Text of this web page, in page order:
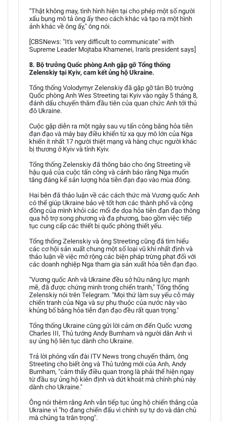
"Thật không may, tình hình hiện tại cho phép một số người
xấu bụng mô tả ông ấy theo cách khác và tạo ra một hình
ảnh khác về ông ấy," ông nói.
[CBSNews: "It's very difficult to communicate" with
Supreme Leader Mojtaba Khamenei, Iran's president says]
8. Bộ trưởng Quốc phòng Anh gặp gỡ Tổng thống
Zelenskiy tại Kyiv, cam kết ủng hộ Ukraine.
Tổng thống Volodymyr Zelenskiy đã gặp gỡ tân Bộ trưởng
Quốc phòng Anh Wes Streeting tại Kyiv vào ngày 5 tháng 8,
đánh dấu chuyến thăm đầu tiên của quan chức Anh tới thủ
đô Ukraine.
Cuộc gặp diễn ra một ngày sau vụ tấn công bằng hỏa tiễn
đạn đạo và máy bay điều khiển từ xa quy mô lớn của Nga
khiến ít nhất 17 người thiệt mạng và hàng chục người khác
bị thương ở Kyiv và tỉnh Kyiv.
Tổng thống Zelenskiy đã thông báo cho ông Streeting về
hậu quả của cuộc tấn công và cảnh báo rằng Nga muốn
tăng đáng kể sản lượng hỏa tiễn đạn đạo vào mùa đông.
Hai bên đã thảo luận về các cách thức mà Vương quốc Anh
có thể giúp Ukraine bảo vệ tốt hơn các thành phố và cộng
đồng của mình khỏi các mối đe dọa hỏa tiễn đạn đạo thông
qua hỗ trợ song phương và đa phương, bao gồm việc tiếp
tục cung cấp các thiết bị quốc phòng thiết yếu.
Tổng thống Zelenskiy và ông Streeting cũng đã tìm hiểu
các cơ hội sản xuất chung một số loại vũ khí nhất định và
thảo luận về việc mở rộng các biện pháp trừng phạt đối với
các doanh nghiệp Nga tham gia sản xuất hỏa tiễn đạn đạo.
"Vương quốc Anh và Ukraine đều sở hữu năng lực mạnh
mẽ, đã được chứng minh trong chiến tranh," Tổng thống
Zelenskiy nói trên Telegram. "Mọi thứ làm suy yếu cỗ máy
chiến tranh của Nga và sự phụ thuộc của nước này vào
khủng bố bằng hỏa tiễn đạn đạo đều rất quan trọng."
Tổng thống Ukraine cũng gửi lời cảm ơn đến Quốc vương
Charles III, Thủ tướng Andy Burnham và người dân Anh vì
sự ủng hộ liên tục dành cho Ukraine.
Trả lời phỏng vấn đài ITV News trong chuyến thăm, ông
Streeting cho biết ông và Thủ tướng mới của Anh, Andy
Burnham, "cảm thấy điều quan trọng là phải thể hiện ngay
từ đầu sự ủng hộ kiên định và dứt khoát mà chính phủ này
dành cho Ukraine."
Ông nói thêm rằng Anh vẫn tiếp tục ủng hộ chiến thắng của
Ukraine vì "họ đang chiến đấu vì chính sự tự do và dân chủ
mà chúng ta trân trọng".